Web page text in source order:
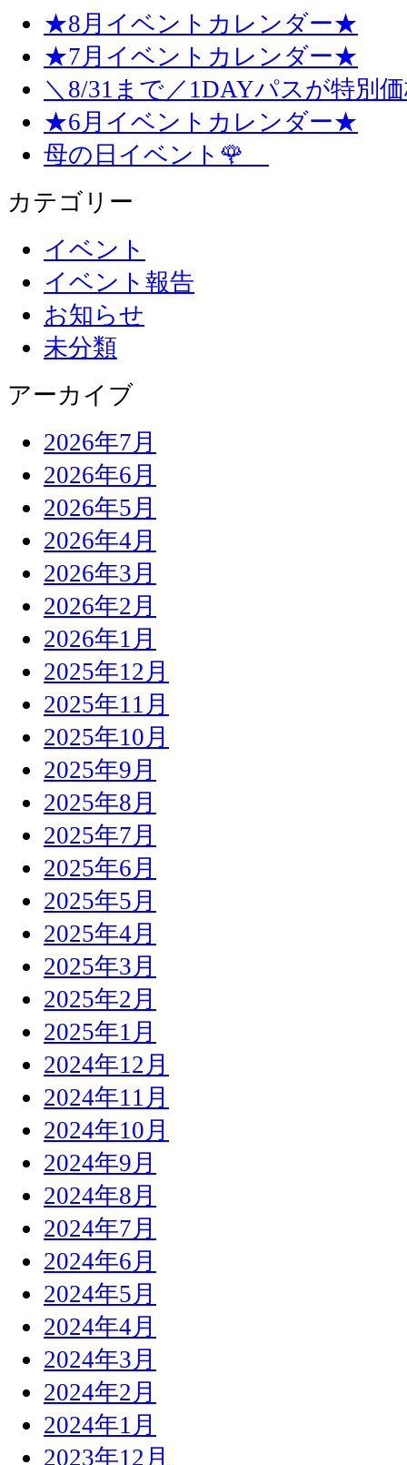
★8月イベントカレンダー★
★7月イベントカレンダー★
＼8/31まで／1DAYパスが特別
★6月イベントカレンダー★
母の日イベント🌹
カテゴリー
イベント
イベント報告
お知らせ
未分類
アーカイブ
2026年7月
2026年6月
2026年5月
2026年4月
2026年3月
2026年2月
2026年1月
2025年12月
2025年11月
2025年10月
2025年9月
2025年8月
2025年7月
2025年6月
2025年5月
2025年4月
2025年3月
2025年2月
2025年1月
2024年12月
2024年11月
2024年10月
2024年9月
2024年8月
2024年7月
2024年6月
2024年5月
2024年4月
2024年3月
2024年2月
2024年1月
2023年12月